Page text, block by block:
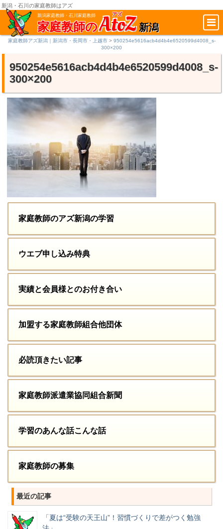
新潟家庭教師・石川家庭教師
家庭教師の
アズ
AtoZ 新潟
新潟・石川の家庭教師はアズ
家庭教師アズ新潟｜新潟市・長岡市・上越市> 950254e5616acb4d4b4e6520599d4008_s-
300×200
950254e5616acb4d4b4e6520599d4008_s-
300×200
家庭教師のアズ新潟の学習
ウエブ申し込み特典
実績と会員様とのお付き合い
加盟する家庭教師組合他団体
必読頂きたい記事
家庭教師派遣業協同組合新聞
学習のあんな話こんな話
家庭教師の募集
最近の記事
「夏は“受験の天王山”！習慣づくりで差がつく勉強